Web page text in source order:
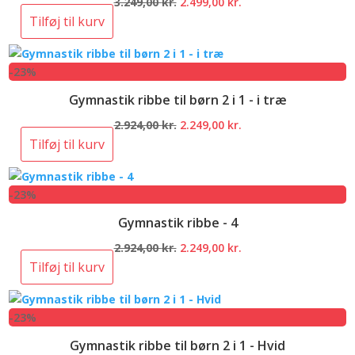
var:
Tilføj til kurv
-23%
Gymnastik ribbe til børn 2 i 1 - i træ
2.924,00kr. Den
2.249,00 kr.Den
Tilføj til kurv
-23%
Gymnastik ribbe - 4
2.924,00kr. Den
var:
2.249,00 kr.Den
Tilføj til kurv
-23%
Gymnastik ribbe til børn 2 i 1 - Hvid